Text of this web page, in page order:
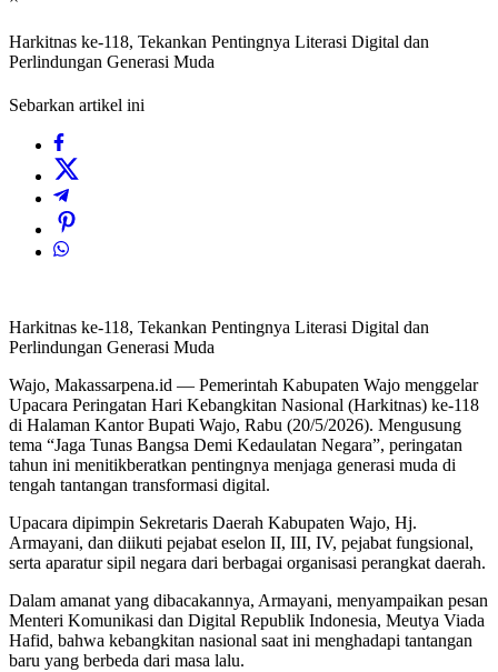
Harkitnas ke-118, Tekankan Pentingnya Literasi Digital dan
Perlindungan Generasi Muda
Sebarkan artikel ini
Harkitnas ke-118, Tekankan Pentingnya Literasi Digital dan
Perlindungan Generasi Muda
Wajo, Makassarpena.id — Pemerintah Kabupaten Wajo menggelar
Upacara Peringatan Hari Kebangkitan Nasional (Harkitnas) ke-118
di Halaman Kantor Bupati Wajo, Rabu (20/5/2026). Mengusung
tema “Jaga Tunas Bangsa Demi Kedaulatan Negara”, peringatan
tahun ini menitikberatkan pentingnya menjaga generasi muda di
tengah tantangan transformasi digital.
Upacara dipimpin Sekretaris Daerah Kabupaten Wajo, Hj.
Armayani, dan diikuti pejabat eselon II, III, IV, pejabat fungsional,
serta aparatur sipil negara dari berbagai organisasi perangkat daerah.
Dalam amanat yang dibacakannya, Armayani, menyampaikan pesan
Menteri Komunikasi dan Digital Republik Indonesia, Meutya Viada
Hafid, bahwa kebangkitan nasional saat ini menghadapi tantangan
baru yang berbeda dari masa lalu.